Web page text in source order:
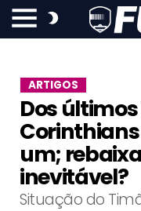
ARTIGOS
Dos últimos
um;
inevitável?
Situação do